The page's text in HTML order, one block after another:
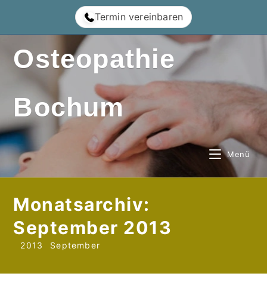
springen
Termin vereinbaren
Osteopathie
Bochum
Menü
Monatsarchiv:
September 2013
2013 September